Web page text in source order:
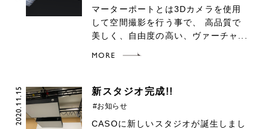
マーターポートとは3Dカメラを使用
して空間撮影を行う事で、 高品質で
美しく、自由度の高い、ヴァーチャ...
MORE
2020.11.15 新スタジオ完成!!
#お知らせ
CASOに新しいスタジオが誕生しまし